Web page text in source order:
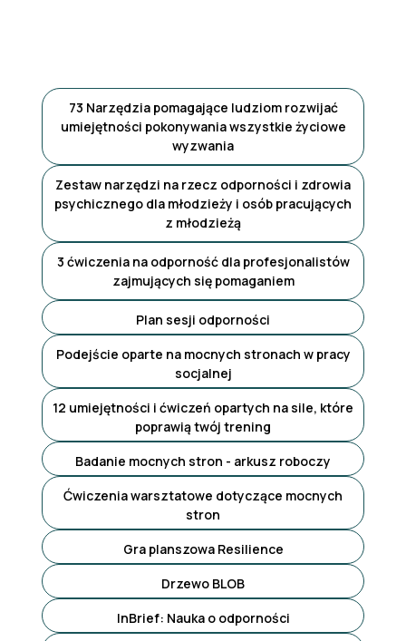
73 Narzędzia pomagające ludziom rozwijać
umiejętności pokonywania wszystkie życiowe
wyzwania
Zestaw narzędzi na rzecz odporności i zdrowia
psychicznego dla młodzieży i osób pracujących
z młodzieżą
3 ćwiczenia na odporność dla profesjonalistów
zajmujących się pomaganiem
Plan sesji odporności
Podejście oparte na mocnych stronach w pracy
socjalnej
12 umiejętności i ćwiczeń opartych na sile, które
poprawią twój trening
Badanie mocnych stron - arkusz roboczy
Ćwiczenia warsztatowe dotyczące mocnych
stron
Gra planszowa Resilience
Drzewo BLOB
InBrief: Nauka o odporności